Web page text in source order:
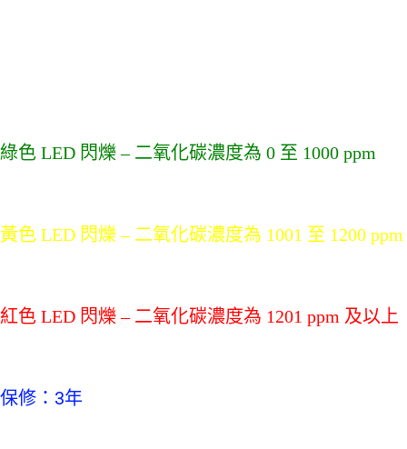
綠色 LED 閃爍 – 二氧化碳濃度為 0 至 1000 ppm
黃色 LED 閃爍 – 二氧化碳濃度為 1001 至 1200 ppm
紅色 LED 閃爍 – 二氧化碳濃度為 1201 ppm 及以上
保修：3年